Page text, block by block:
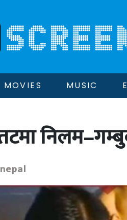
MOVIES MUSIC